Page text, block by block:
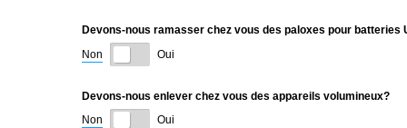
Devons-nous ramasser chez vous des paloxes pour batteries
Non
Oui
Devons-nous enlever chez vous des appareils volumineux?
Non
Oui